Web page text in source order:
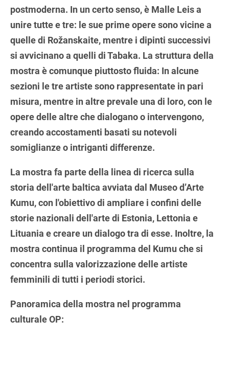
postmoderna. In un certo senso, è Malle Leis a
unire tutte e tre: le sue prime opere sono vicine a
quelle di Rožanskaite, mentre i dipinti successivi
si avvicinano a quelli di Tabaka. La struttura della
mostra è comunque piuttosto fluida: In alcune
sezioni le tre artiste sono rappresentate in pari
misura, mentre in altre prevale una di loro, con le
opere delle altre che dialogano o intervengono,
creando accostamenti basati su notevoli
somiglianze o intriganti differenze.
La mostra fa parte della linea di ricerca sulla
storia dell'arte baltica avviata dal Museo d’Arte
Kumu, con l'obiettivo di ampliare i confini delle
storie nazionali dell'arte di Estonia, Lettonia e
Lituania e creare un dialogo tra di esse. Inoltre, la
mostra continua il programma del Kumu che si
concentra sulla valorizzazione delle artiste
femminili di tutti i periodi storici.
Panoramica della mostra nel programma
culturale OP: